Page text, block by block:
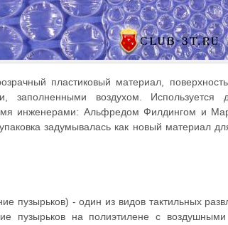
пластиковый материал,
заполненными воздухом. Используется
инженерами: Альфредом Филдингом и
задумывалась как новый материал
пузырьков) - один из видов тактильных
пузырьков на полиэтилене с